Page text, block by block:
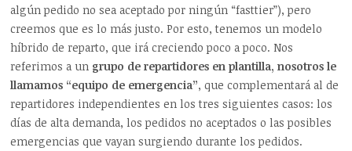
algún pedido no sea aceptado por ningún “fasttier”), pero
creemos que es lo más justo. Por esto, tenemos un modelo
híbrido de reparto, que irá creciendo poco a poco. Nos
referimos a un grupo de repartidores en plantilla, nosotros le
llamamos “equipo de emergencia”, que complementará al de
repartidores independientes en los tres siguientes casos: los
días de alta demanda, los pedidos no aceptados o las posibles
emergencias que vayan surgiendo durante los pedidos.